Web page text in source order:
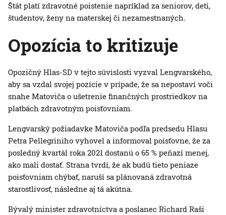
Štát platí zdravotné poistenie napríklad za seniorov, deti,
študentov, ženy na materskej či nezamestnaných.
Opozícia to kritizuje
Opozičný Hlas-SD v tejto súvislosti vyzval Lengvarského,
aby sa vzdal svojej pozície v prípade, že sa nepostaví voči
snahe Matoviča o ušetrenie finančných prostriedkov na
platbách zdravotným poisťovniam.
Lengvarský požiadavke Matoviča podľa predsedu Hlasu
Petra Pellegriniho vyhovel a informoval poisťovne, že za
posledný kvartál roka 2021 dostanú o 65 % peňazí menej,
ako mali dostať. Strana tvrdí, že ak budú tieto peniaze
poisťovniam chýbať, naruší sa plánovaná zdravotná
starostlivosť, následne aj tá akútna.
Bývalý minister zdravotníctva a poslanec Richard Raši